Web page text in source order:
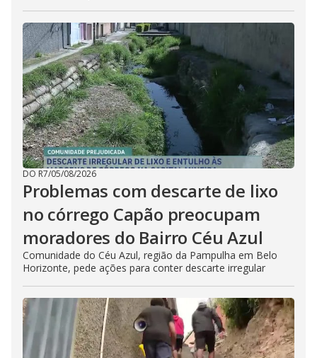
DO R7/05/08/2026
Problemas com descarte de lixo
no córrego Capão preocupam
moradores do Bairro Céu Azul
Comunidade do Céu Azul, região da Pampulha em Belo
Horizonte, pede ações para conter descarte irregular